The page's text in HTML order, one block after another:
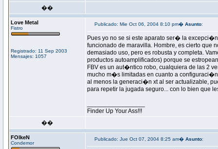
��
Love Metal
Fistro
Registrado: 11 Sep 2003
Mensajes: 1057
Publicado: Mie Oct 06, 2004 8:10 pm� Asunto:
Pues yo no se si este aparato ser� la
funcionado de maravilla. Hombre, es cierto que
demasiado uso, pero es robusta y completa.
productos autoamplificados) porque se
FBV es un aut�ntico robo, cualquiera de las 2
mucho m�s limitadas en cuanto a
al menos la generaci�n xt al ser actualizable,
para repetir la jugada seguro... con lo bien que
Finder Up Your Ass!!!
��
FOlkeN
Condemor
Publicado: Jue Oct 07, 2004 8:25 am� Asunto: